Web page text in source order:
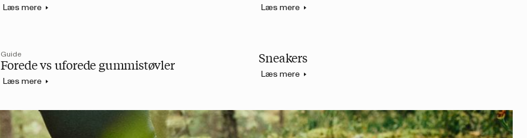
Læs mere Læs mere
Guide
Forede vs uforede gummistøvler
Læs mere
Sneakers
Læs mere